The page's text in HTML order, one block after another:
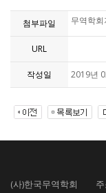
첨부파일 무역학
URL
작성일 2019년
(사)한국무역학회 주